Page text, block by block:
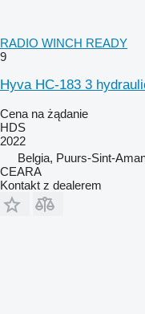
RADIO WINCH READY
9
Hyva HC-183 3
Cena na żądanie
HDS
2022
Belgia, Puurs-Sint-
CEARA
Kontakt z dealerem